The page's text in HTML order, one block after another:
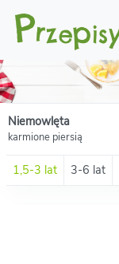
Niemowlęta
karmione piersią
1,5-3 lat 3-6 lat